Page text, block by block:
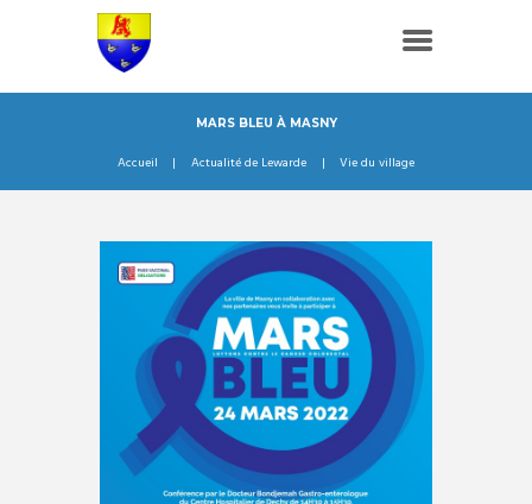
MARS BLEU À MASNY
Accueil Actualité de Lewarde Vie du village